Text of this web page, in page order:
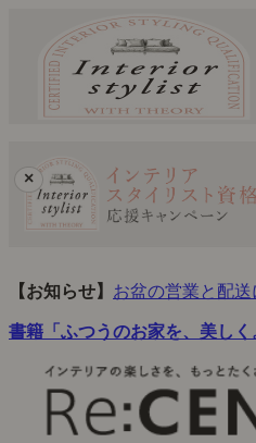
×
【お知らせ】 お盆の営業と配送
書籍「ふつうのお家を、美しく